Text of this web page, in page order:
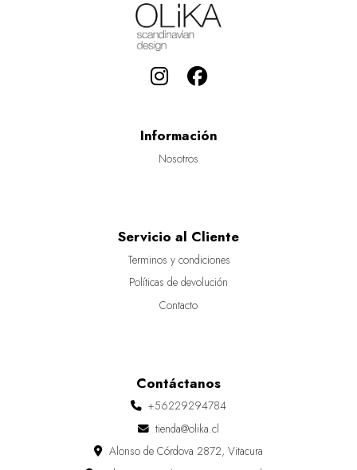
Información
Nosotros
Servicio al Cliente
Terminos y condiciones
Políticas de devolución
Contacto
Contáctanos
+56229294784
tienda@olika.cl
Alonso de Córdova 2872, Vitacura